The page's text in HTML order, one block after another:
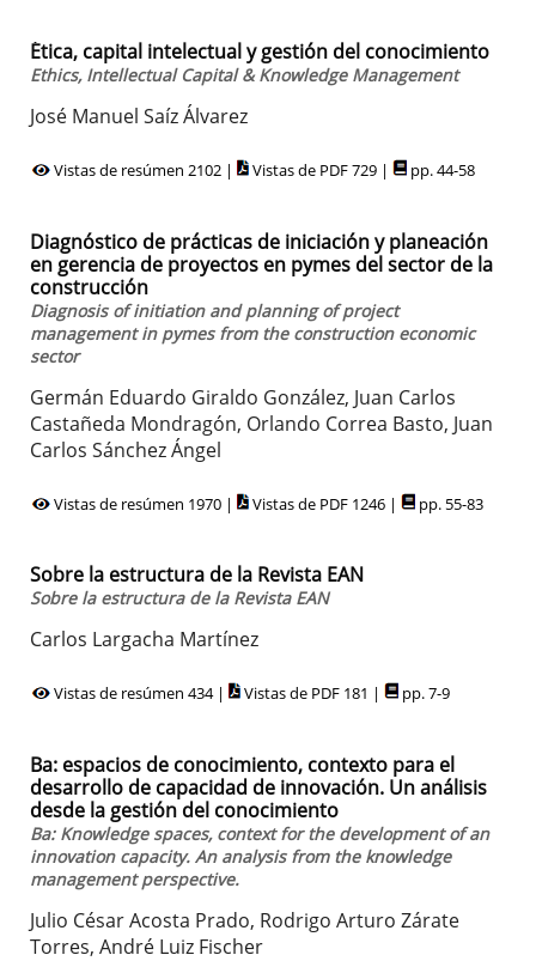
Ética, capital intelectual y gestión del conocimiento
Ethics, Intellectual Capital & Knowledge Management
José Manuel Saíz Álvarez
Vistas de resúmen 2102 | Vistas de PDF 729 | pp. 44-58
Diagnóstico de prácticas de iniciación y planeación
en gerencia de proyectos en pymes del sector de la
construcción
Diagnosis of initiation and planning of project
management in pymes from the construction economic
sector
Germán Eduardo Giraldo González, Juan Carlos
Castañeda Mondragón, Orlando Correa Basto, Juan
Carlos Sánchez Ángel
Vistas de resúmen 1970 | Vistas de PDF 1246 | pp. 55-83
Sobre la estructura de la Revista EAN
Sobre la estructura de la Revista EAN
Carlos Largacha Martínez
Vistas de resúmen 434 | Vistas de PDF 181 | pp. 7-9
Ba: espacios de conocimiento, contexto para el
desarrollo de capacidad de innovación. Un análisis
desde la gestión del conocimiento
Ba: Knowledge spaces, context for the development of an
innovation capacity. An analysis from the knowledge
management perspective.
Julio César Acosta Prado, Rodrigo Arturo Zárate
Torres, André Luiz Fischer